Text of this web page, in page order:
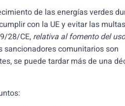
de las energías verdes
con la UE y evitar las
28/CE, relativa al fomento del
sancionadores comunitarios son
se puede tardar más de una